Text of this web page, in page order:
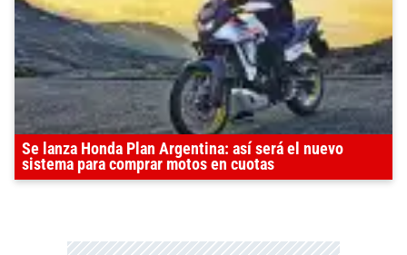
Se lanza Honda Plan Argentina: así será el nuevo
sistema para comprar motos en cuotas